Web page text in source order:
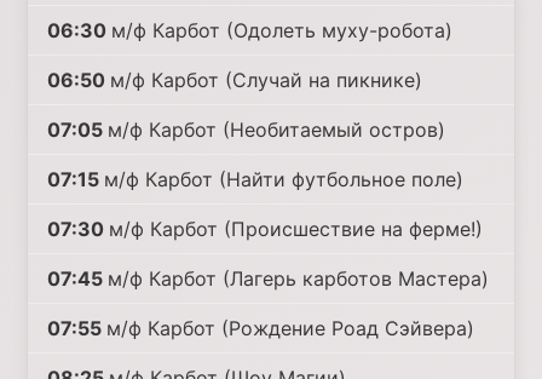
06:30 м/ф Карбот (Одолеть муху-робота)
06:50 м/ф Карбот (Случай на пикнике)
07:05 м/ф Карбот (Необитаемый остров)
07:15 м/ф Карбот (Найти футбольное поле)
07:30 м/ф Карбот (Происшествие на ферме!)
07:45 м/ф Карбот (Лагерь карботов Мастера)
07:55 м/ф Карбот (Рождение Роад Сэйвера)